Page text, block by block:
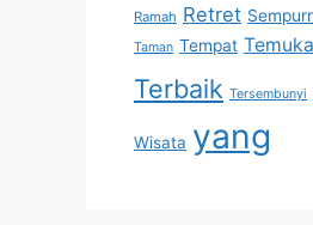
Ramah Retret
Taman Tempat
Terbaik Tersembunyi
Wisata yang